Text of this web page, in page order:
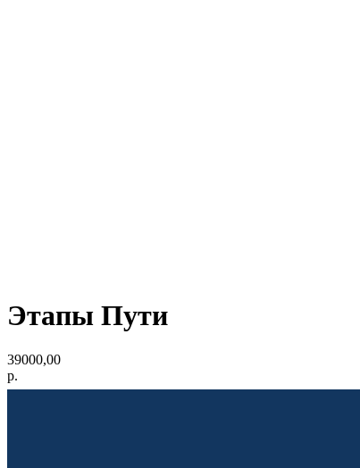
Этапы Пути
39000,00
р.